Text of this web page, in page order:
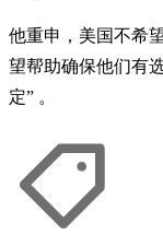
他重申，美国不希
望帮助确保他们有
定” 。